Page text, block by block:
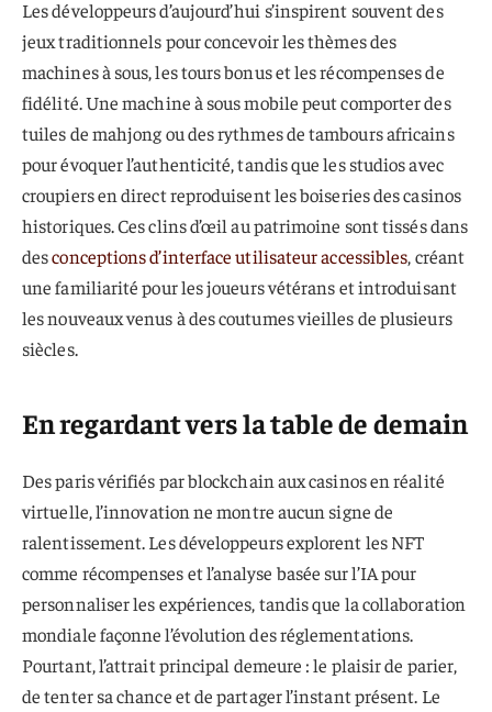
Les développeurs d’aujourd’hui s’inspirent souvent des
jeux traditionnels pour concevoir les thèmes des
machines à sous, les tours bonus et les récompenses de
fidélité. Une machine à sous mobile peut comporter des
tuiles de mahjong ou des rythmes de tambours africains
pour évoquer l’authenticité, tandis que les studios avec
croupiers en direct reproduisent les boiseries des casinos
historiques. Ces clins d’œil au patrimoine sont tissés dans
desconceptions d’interface utilisateur accessibles, créant
une familiarité pour les joueurs vétérans et introduisant
les nouveaux venus à des coutumes vieilles de plusieurs
siècles.
En regardant vers la table de demain
Des paris vérifiés par blockchain aux casinos en réalité
virtuelle, l’innovation ne montre aucun signe de
ralentissement. Les développeurs explorent les NFT
comme récompenses et l’analyse basée sur l’IA pour
personnaliser les expériences, tandis que la collaboration
mondiale façonne l’évolution des réglementations.
Pourtant, l’attrait principal demeure : le plaisir de parier,
de tenter sa chance et de partager l’instant présent. Le